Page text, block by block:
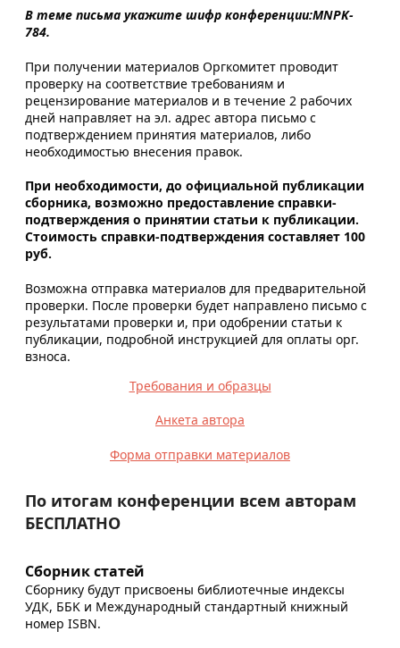
В теме письма укажите шифр конференции:MNPK-
784.
При получении материалов Оргкомитет проводит
проверку на соответствие требованиям и
рецензирование материалов и в течение 2 рабочих
дней направляет на эл. адрес автора письмо с
подтверждением принятия материалов, либо
необходимостью внесения правок.
При необходимости, до официальной публикации
сборника, возможно предоставление справки-
подтверждения о принятии статьи к публикации.
Стоимость справки-подтверждения составляет 100
руб.
Возможна отправка материалов для предварительной
проверки. После проверки будет направлено письмо с
результатами проверки и, при одобрении статьи к
публикации, подробной инструкцией для оплаты орг.
взноса.
Требования и образцы
Анкета автора
Форма отправки материалов
По итогам конференции всем авторам
БЕСПЛАТНО
Сборник статей
Сборнику будут присвоены библиотечные индексы
УДК, ББK и Международный стандартный книжный
номер ISBN.